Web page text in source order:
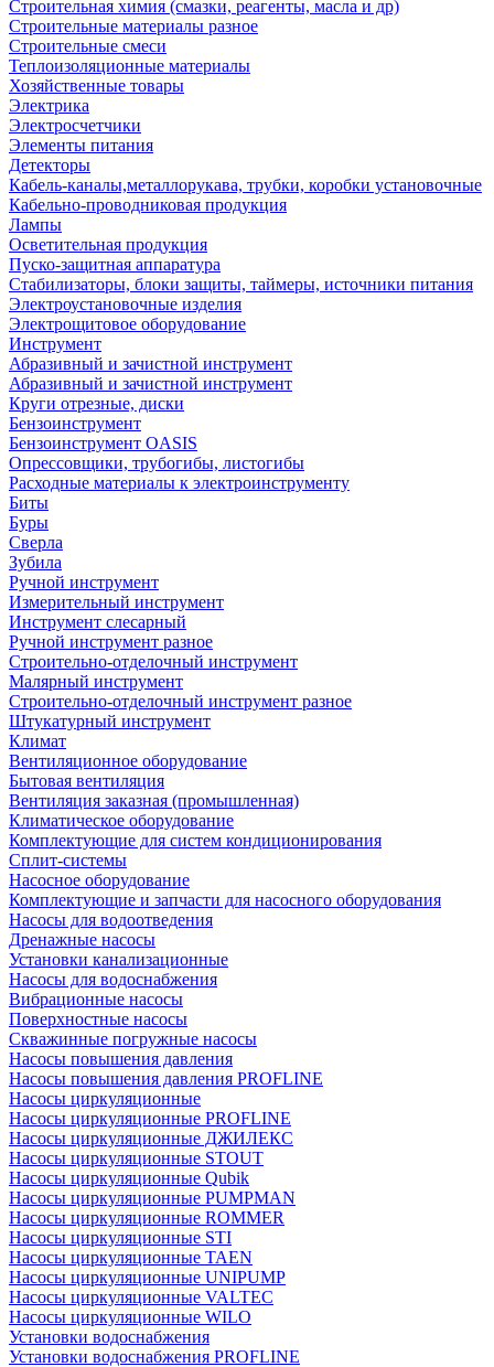
Строительная химия (смазки, реагенты, масла и др)
Строительные материалы разное
Строительные смеси
Теплоизоляционные материалы
Хозяйственные товары
Электрика
Электросчетчики
Элементы питания
Детекторы
Кабель-каналы,металлорукава, трубки, коробки установочные
Кабельно-проводниковая продукция
Лампы
Осветительная продукция
Пуско-защитная аппаратура
Стабилизаторы, блоки защиты, таймеры, источники питания
Электроустановочные изделия
Электрощитовое оборудование
Инструмент
Абразивный и зачистной инструмент
Абразивный и зачистной инструмент
Круги отрезные, диски
Бензоинструмент
Бензоинструмент OASIS
Опрессовщики, трубогибы, листогибы
Расходные материалы к электроинструменту
Биты
Буры
Сверла
Зубила
Ручной инструмент
Измерительный инструмент
Инструмент слесарный
Ручной инструмент разное
Строительно-отделочный инструмент
Малярный инструмент
Строительно-отделочный инструмент разное
Штукатурный инструмент
Климат
Вентиляционное оборудование
Бытовая вентиляция
Вентиляция заказная (промышленная)
Климатическое оборудование
Комплектующие для систем кондиционирования
Сплит-системы
Насосное оборудование
Комплектующие и запчасти для насосного оборудования
Насосы для водоотведения
Дренажные насосы
Установки канализационные
Насосы для водоснабжения
Вибрационные насосы
Поверхностные насосы
Скважинные погружные насосы
Насосы повышения давления
Насосы повышения давления PROFLINE
Насосы циркуляционные
Насосы циркуляционные PROFLINE
Насосы циркуляционные ДЖИЛЕКС
Насосы циркуляционные STOUT
Насосы циркуляционные Qubik
Насосы циркуляционные PUMPMAN
Насосы циркуляционные ROMMER
Насосы циркуляционные STI
Насосы циркуляционные TAEN
Насосы циркуляционные UNIPUMP
Насосы циркуляционные VALTEC
Насосы циркуляционные WILO
Установки водоснабжения
Установки водоснабжения PROFLINE